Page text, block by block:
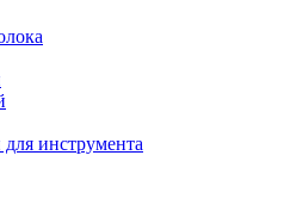
инструмента